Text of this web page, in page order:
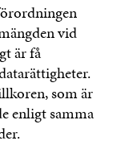
vid
är få
som är
enligt samma